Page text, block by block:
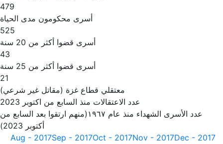
479
أسرى محكومون مدى الحياة
525
أسرى قضوا أكثر من 20 سنة
43
أسرى قضوا أكثر من 25 سنة
21
معتقلي قطاع غزة (مقاتل غير شرعي)
عدد الاعتقالات منذ السابع من اكتوبر 2023
عدد الأسرى الشهداء منذ عام ١٩٦٧(منهم ارتقوا بعد السابع من
أكتوبر 2023)
Dec - 2017
Nov - 2017
Oct - 2017
Sep - 2017
Aug - 2017